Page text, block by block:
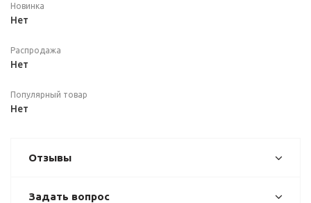
Новинка
Нет
Распродажа
Нет
Популярный товар
Нет
Отзывы
Задать вопрос